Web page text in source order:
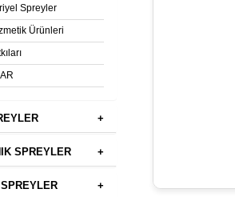
Spreyler
Ürünleri
+
+
SPREYLER
+